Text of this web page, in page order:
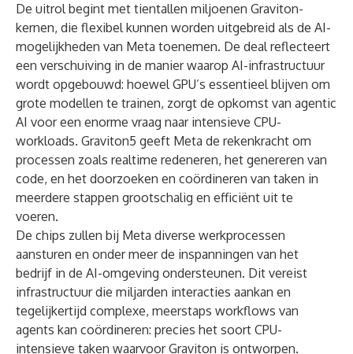
De uitrol begint met tientallen miljoenen Graviton-
kernen, die flexibel kunnen worden uitgebreid als de AI-
mogelijkheden van Meta toenemen. De deal reflecteert
een verschuiving in de manier waarop AI-infrastructuur
wordt opgebouwd: hoewel GPU’s essentieel blijven om
grote modellen te trainen, zorgt de opkomst van agentic
AI voor een enorme vraag naar intensieve CPU-
workloads. Graviton5 geeft Meta de rekenkracht om
processen zoals realtime redeneren, het genereren van
code, en het doorzoeken en coördineren van taken in
meerdere stappen grootschalig en efficiënt uit te
voeren.
De chips zullen bij Meta diverse werkprocessen
aansturen en onder meer de inspanningen van het
bedrijf in de AI-omgeving ondersteunen. Dit vereist
infrastructuur die miljarden interacties aankan en
tegelijkertijd complexe, meerstaps workflows van
agents kan coördineren: precies het soort CPU-
intensieve taken waarvoor Graviton is ontworpen.